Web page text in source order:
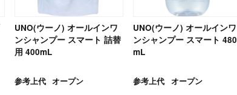
UNO(ウーノ) オールインワ
ンシャンプー スマート 詰替
用 400mL
参考上代 オープン
UNO(ウーノ) オールインワ
ンシャンプー スマート 480
mL
参考上代 オープン